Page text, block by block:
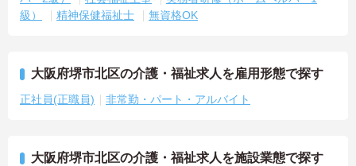
級）
精神保健福祉士 無資格OK
大阪府堺市北区の介護・福祉求人を雇用形態で探す
正社員(正職員) 非常勤・パート・アルバイト
大阪府堺市北区の介護・福祉求人を施設業態で探す